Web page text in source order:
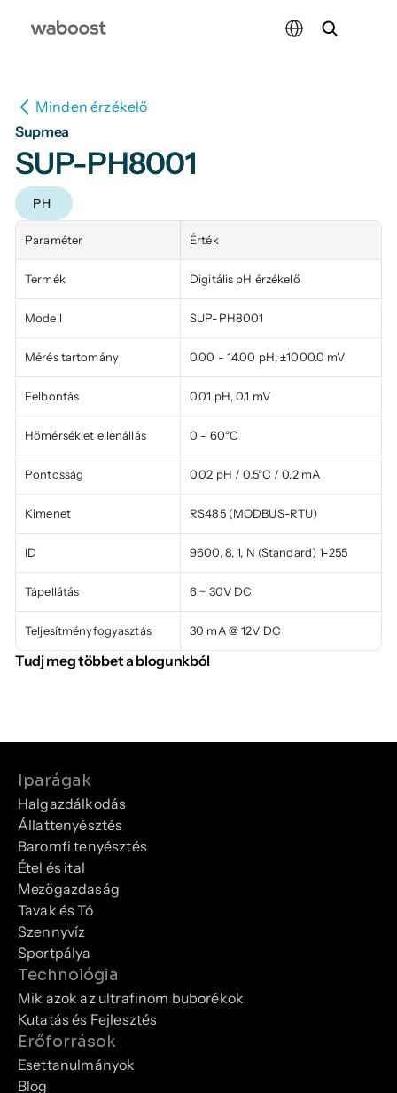
Minden érzékelő
Supmea
SUP-PH8001
PH
Paraméter Érték
Termék Digitális pH érzékelő
Modell SUP-PH8001
Mérés tartomány 0.00 - 14.00 pH; ±1000.0 mV
Felbontás 0.01 pH, 0.1 mV
Hőmérséklet ellenállás 0 - 60°C
Pontosság 0.02 pH / 0.5°C / 0.2 mA
Kimenet RS485 (MODBUS-RTU)
ID 9600, 8, 1, N (Standard) 1-255
Tápellátás 6 ~ 30V DC
Teljesítményfogyasztás 30 mA @ 12V DC
Tudj meg többet a blogunkból
Iparágak
Halgazdálkodás
Állattenyésztés
Baromfi tenyésztés
Étel és ital
Mezőgazdaság
Tavak és Tó
Szennyvíz
Sportpálya
Technológia
Mik azok az ultrafinom buborékok
Kutatás és Fejlesztés
Erőforrások
Esettanulmányok
Blog